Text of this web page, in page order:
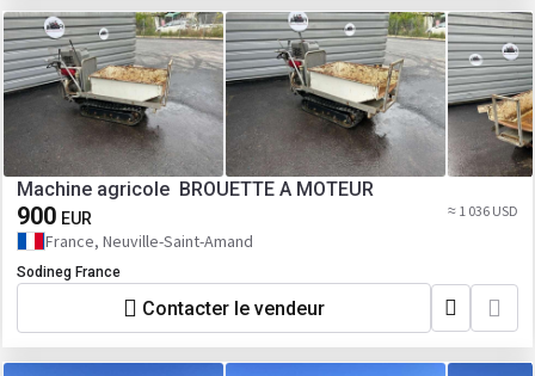
Machine agricole BROUETTE A MOTEUR
900 EUR ≈ 1 036 USD
France, Neuville-Saint-Amand
Sodineg France
Contacter le vendeur